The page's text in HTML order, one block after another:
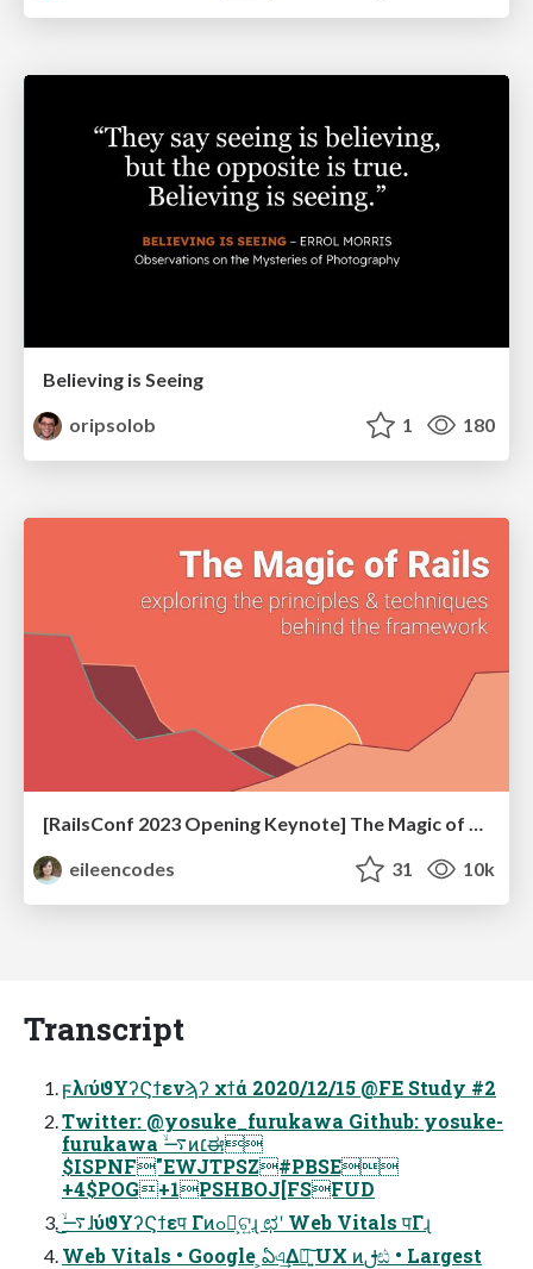
Believing is Seeing
oripsolob
1 180
eileencodes
31 10k
Transcript
ϝλɾύϑΥʔϚϯενϡʔ χϯά 2020/12/15 @FE Study #2
Twitter: @yosuke_furukawa Github: yosuke-
furukawa ࠷ۙͷ׆ಈ
$ISPNF"EWJTPSZ#PBSE
+4$POG+1PSHBOJ[FSFUD
͜͜࠷ۙɺύϑΥʔϚϯεप Γͷߋ৽͕ଟ͍ɻ ಛʹ Web Vitals पΓɻ
Web Vitals • Google ͕ఏএ͢Δ৽͍͠ UX ͷࢦඪ • Largest